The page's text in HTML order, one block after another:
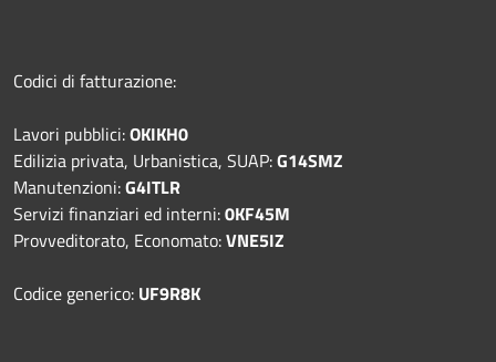
Codici di fatturazione:
Lavori pubblici:OKIKH0
Edilizia privata, Urbanistica, SUAP:G14SMZ
Manutenzioni:G4ITLR
Servizi finanziari ed interni:0KF45M
Provveditorato, Economato:VNE5IZ
Codice generico: UF9R8K